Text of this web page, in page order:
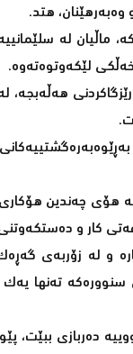
هتد.
ماڵیان لە
لێکەوتوەتەوە.
هۆی چەندین
کار و
و لە زۆربەی
سنوورەکە تەنها
دەربازی ببێت،